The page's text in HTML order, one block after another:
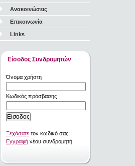
Ανακοινώσεις
Επικοινωνία
Links
Είσοδος Συνδρομητών
Όνομα χρήστη
Κωδικός πρόσβασης
Ξεχάσατε τον κωδικό σας;
Εγγραφή νέου συνδρομητή.